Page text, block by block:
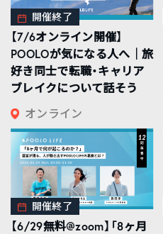
開催終了
【7/6オンライン開催】
POOLOが気になる人へ｜旅
好き同士で転職・キャリア
ブレイクについて話そう
オンライン
開催終了
【6/29無料@zoom】「8ヶ月